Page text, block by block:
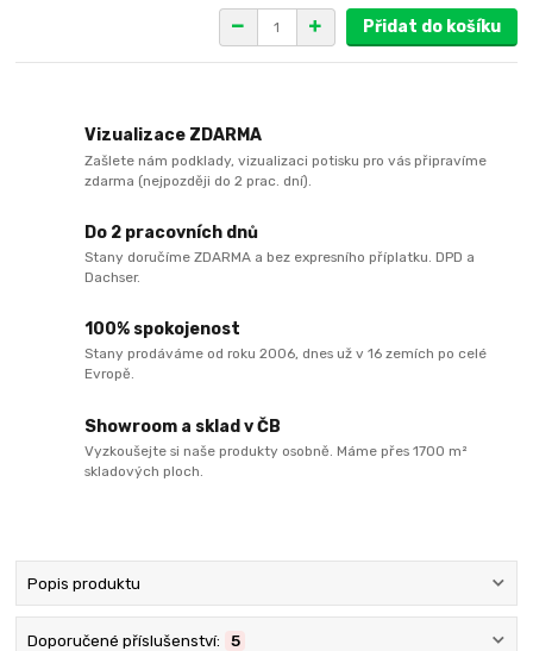
Přidat do košíku
Vizualizace ZDARMA
Zašlete nám podklady, vizualizaci potisku pro vás připravíme
zdarma (nejpozději do 2 prac. dní).
Do 2 pracovních dnů
Stany doručíme ZDARMA a bez expresního příplatku. DPD a
Dachser.
100% spokojenost
Stany prodáváme od roku 2006, dnes už v 16 zemích po celé
Evropě.
Showroom a sklad v ČB
Vyzkoušejte si naše produkty osobně. Máme přes 1700 m²
skladových ploch.
Popis produktu
Doporučené příslušenství: 5